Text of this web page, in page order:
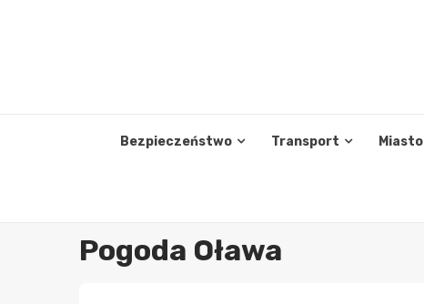
Bezpieczeństwo Transport Miasto
Pogoda Oława